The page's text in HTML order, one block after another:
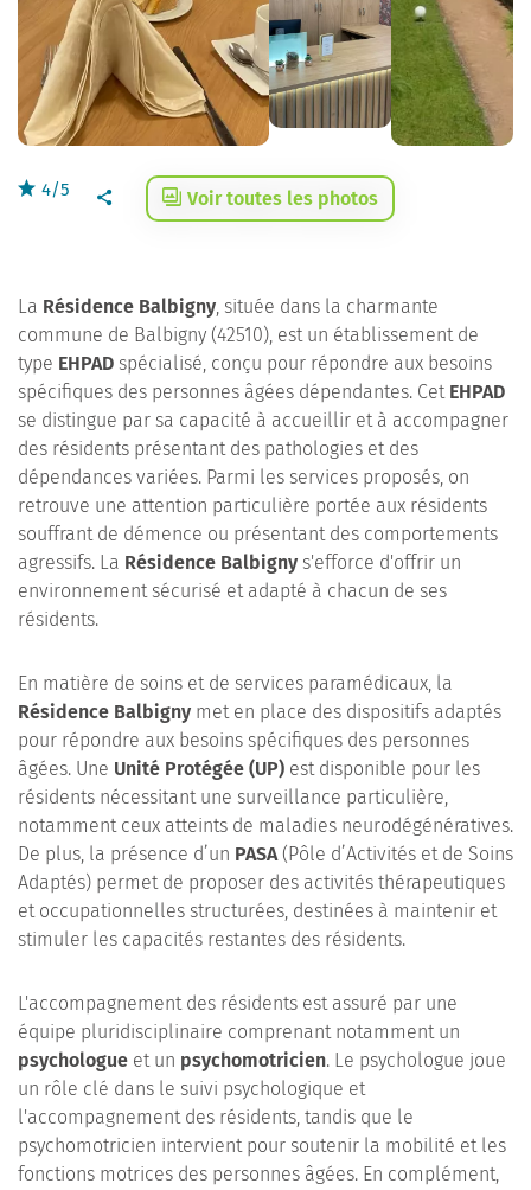
4/5 Voir toutes les photos
La Résidence Balbigny, située dans la charmante
commune de Balbigny (42510), est un établissement de
type EHPAD spécialisé, conçu pour répondre aux besoins
spécifiques des personnes âgées dépendantes. Cet EHPAD
se distingue par sa capacité à accueillir et à accompagner
des résidents présentant des pathologies et des
dépendances variées. Parmi les services proposés, on
retrouve une attention particulière portée aux résidents
souffrant de démence ou présentant des comportements
agressifs. La Résidence Balbigny s'efforce d'offrir un
environnement sécurisé et adapté à chacun de ses
résidents.
En matière de soins et de services paramédicaux, la
Résidence Balbigny met en place des dispositifs adaptés
pour répondre aux besoins spécifiques des personnes
âgées. Une Unité Protégée (UP) est disponible pour les
résidents nécessitant une surveillance particulière,
notamment ceux atteints de maladies neurodégénératives.
De plus, la présence d’un PASA(Pôle d’Activités et de Soins
Adaptés) permet de proposer des activités thérapeutiques
et occupationnelles structurées, destinées à maintenir et
stimuler les capacités restantes des résidents.
L'accompagnement des résidents est assuré par une
équipe pluridisciplinaire comprenant notamment un
psychologue et un psychomotricien. Le psychologue joue
un rôle clé dans le suivi psychologique et
l'accompagnement des résidents, tandis que le
psychomotricien intervient pour soutenir la mobilité et les
fonctions motrices des personnes âgées. En complément,